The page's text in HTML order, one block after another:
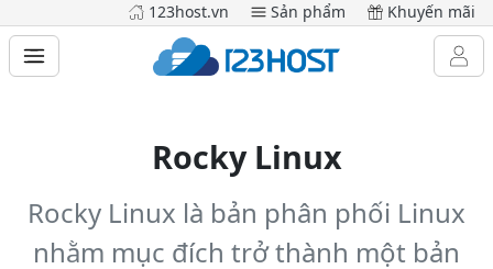
123host.vn Sản phẩm Khuyến mãi
Rocky Linux
Rocky Linux là bản phân phối Linux
nhằm mục đích trở thành một bản